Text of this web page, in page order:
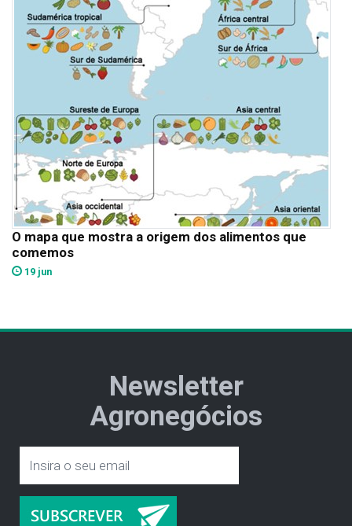
O mapa que mostra a origem dos alimentos que
comemos
19 jun
Newsletter
Agronegócios